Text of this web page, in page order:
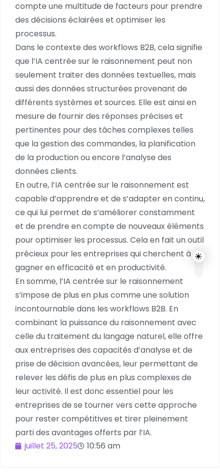
compte une multitude de facteurs pour prendre
des décisions éclairées et optimiser les
processus.
Dans le contexte des workflows B2B, cela signifie
que l’IA centrée sur le raisonnement peut non
seulement traiter des données textuelles, mais
aussi des données structurées provenant de
différents systèmes et sources. Elle est ainsi en
mesure de fournir des réponses précises et
pertinentes pour des tâches complexes telles
que la gestion des commandes, la planification
de la production ou encore l’analyse des
données clients.
En outre, l’IA centrée sur le raisonnement est
capable d’apprendre et de s’adapter en continu,
ce qui lui permet de s’améliorer constamment
et de prendre en compte de nouveaux éléments
pour optimiser les processus. Cela en fait un outil
précieux pour les entreprises qui cherchent à
gagner en efficacité et en productivité.
En somme, l’IA centrée sur le raisonnement
s’impose de plus en plus comme une solution
incontournable dans les workflows B2B. En
combinant la puissance du raisonnement avec
celle du traitement du langage naturel, elle offre
aux entreprises des capacités d’analyse et de
prise de décision avancées, leur permettant de
relever les défis de plus en plus complexes de
leur activité. Il est donc essentiel pour les
entreprises de se tourner vers cette approche
pour rester compétitives et tirer pleinement
parti des avantages offerts par l’IA.
juillet 25, 2025
10:56 am